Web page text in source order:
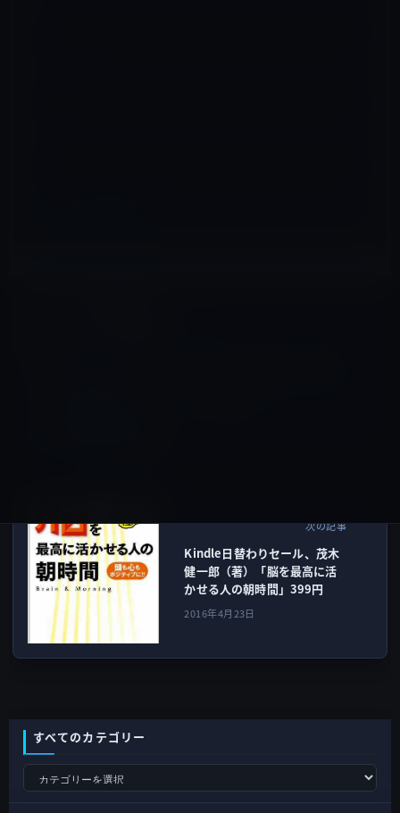
次の記事
Kindle日替わりセール、茂木
健一郎（著）「脳を最高に活
かせる人の朝時間」399円
2016年4月23日
すべてのカテゴリー